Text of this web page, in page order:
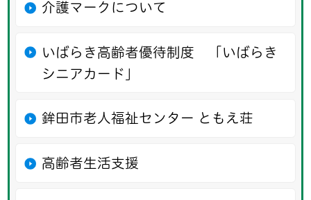
介護マークについて
いばらき高齢者優待制度 「いばらき
シニアカード」
鉾田市老人福祉センター ともえ荘
高齢者生活支援